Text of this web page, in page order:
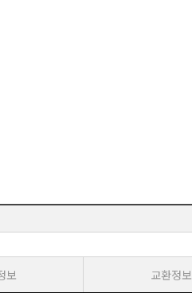
보 교환정보